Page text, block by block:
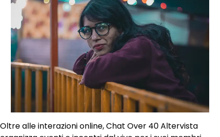
Oltre alle interazioni online, Chat Over 40 Altervista